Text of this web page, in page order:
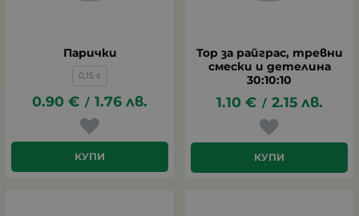
Парички
0,15 г
0.90 € / 1.76 лв.
КУПИ
Тор за райграс, тревни
смески и детелина
30:10:10
1.10 € / 2.15 лв.
КУПИ